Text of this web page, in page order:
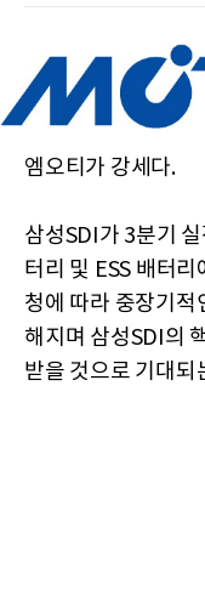
엠오티가 강세다.
삼성SDI가 3분기
터리 및 ESS 배터
청에 따라 중장기적
해지며 삼성SDI의
받을 것으로 기대되